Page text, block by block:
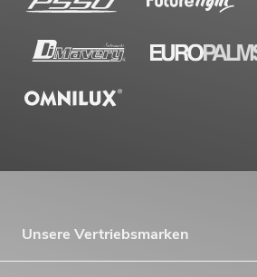
Unsere Vertriebsmarken